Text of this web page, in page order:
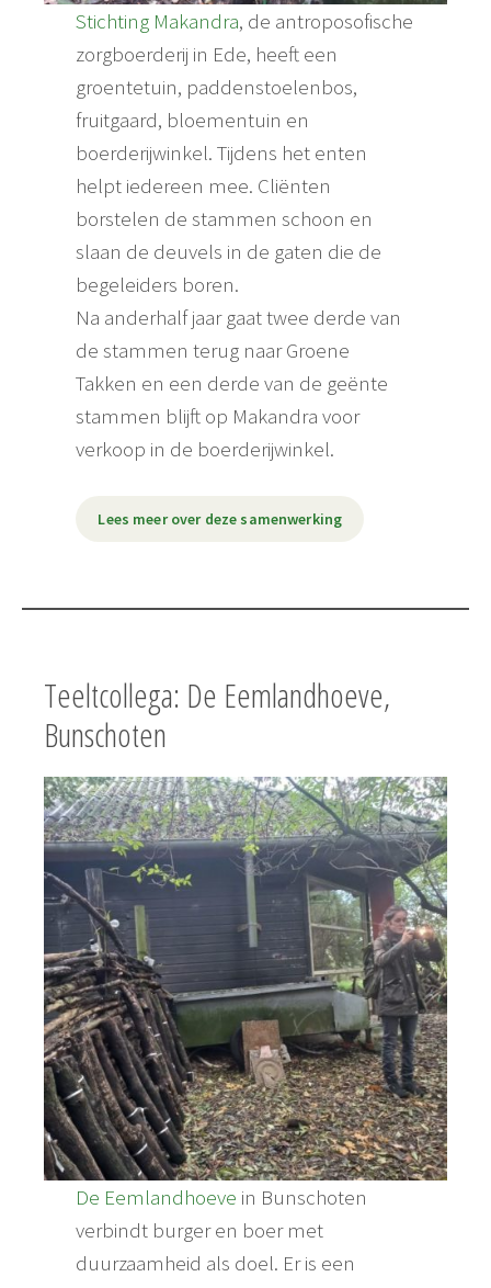
Stichting Makandra, de antroposofische
zorgboerderij in Ede, heeft een
groentetuin, paddenstoelenbos,
fruitgaard, bloementuin en
boerderijwinkel. Tijdens het enten
helpt iedereen mee. Cliënten
borstelen de stammen schoon en
slaan de deuvels in de gaten die de
begeleiders boren.
Na anderhalf jaar gaat twee derde van
de stammen terug naar Groene
Takken en een derde van de geënte
stammen blijft op Makandra voor
verkoop in de boerderijwinkel.
Lees meer over deze samenwerking
Teeltcollega: De Eemlandhoeve,
Bunschoten
De Eemlandhoeve in Bunschoten
verbindt burger en boer met
duurzaamheid als doel. Er is een